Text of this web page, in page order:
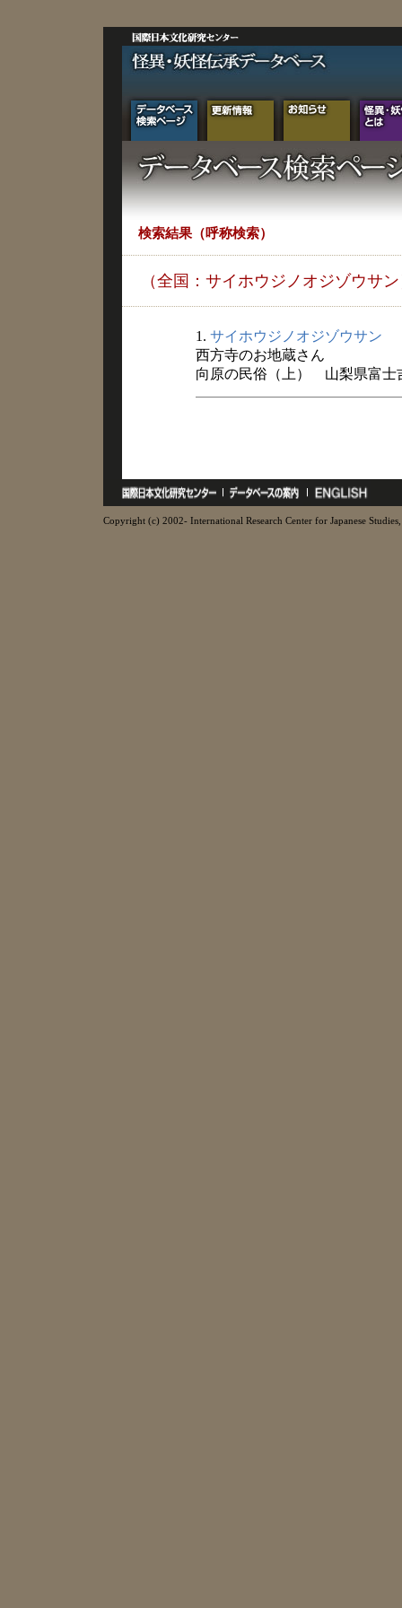
検索結果（呼称検索）
（全国：サイホウジノオジゾウサ
1. サイホウジノオジゾウサン
西方寺のお地蔵さん
向原の民俗（上） 山梨県富士
Copyright (c) 2002- International Research Center for Japanese